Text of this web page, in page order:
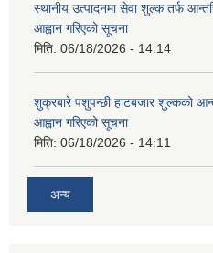
स्थानीय उत्पादनमा सेवा शुल्क तर्फ
आह्वान गरिएको सूचना
मिति: 06/18/2026 - 14:14
शुक्रबारे पशुपन्छी हाटबजार शुल्कको
आह्वान गरिएको सूचना
मिति: 06/18/2026 - 14:11
अन्य